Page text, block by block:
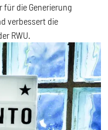
die Generierung
verbessert die
RWU.